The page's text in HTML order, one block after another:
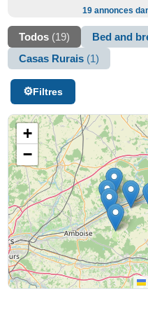
19 annonces
Todos (19) Bed and
Casas Rurais (1)
Filtres
+
−